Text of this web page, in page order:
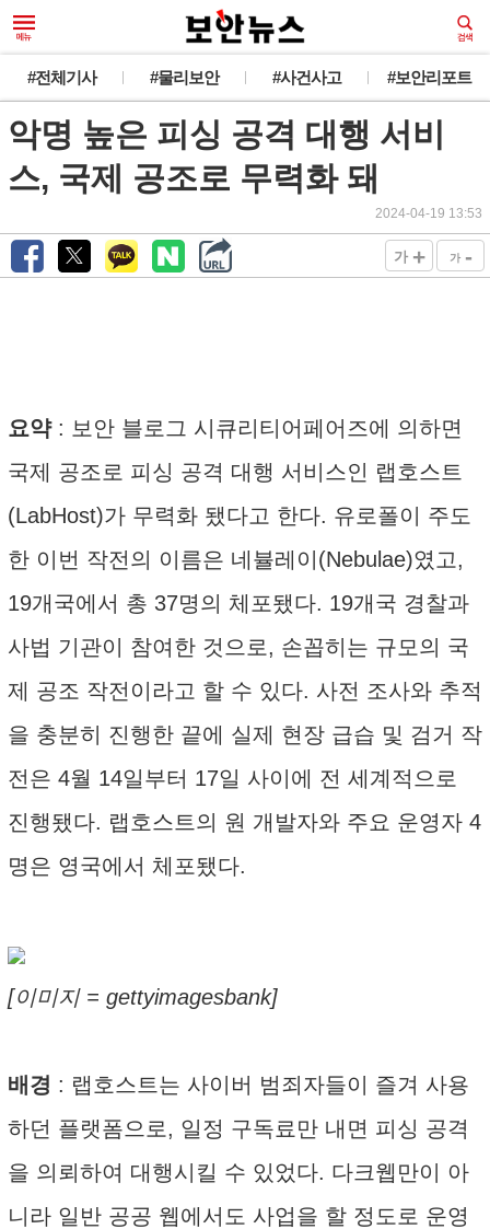
#전체기사 #물리보안 #사건사고 #보안리포트
악명 높은 피싱 공격 대행 서비
스, 국제 공조로 무력화 돼
2024-04-19 13:53
가 + 가 -
요약: 보안 블로그 시큐리티어페어즈에 의하면
국제 공조로 피싱 공격 대행 서비스인 랩호스트
(LabHost)가 무력화 됐다고 한다. 유로폴이 주도
한 이번 작전의 이름은 네뷸레이(Nebulae)였고,
19개국에서 총 37명의 체포됐다. 19개국 경찰과
사법 기관이 참여한 것으로, 손꼽히는 규모의 국
제 공조 작전이라고 할 수 있다. 사전 조사와 추적
을 충분히 진행한 끝에 실제 현장 급습 및 검거 작
전은 4월 14일부터 17일 사이에 전 세계적으로
진행됐다. 랩호스트의 원 개발자와 주요 운영자 4
명은 영국에서 체포됐다.
[이미지 = gettyimagesbank]
배경 : 랩호스트는 사이버 범죄자들이 즐겨 사용
하던 플랫폼으로, 일정 구독료만 내면 피싱 공격
을 의뢰하여 대행시킬 수 있었다. 다크웹만이 아
니라 일반 공공 웹에서도 사업을 할 정도로 운영